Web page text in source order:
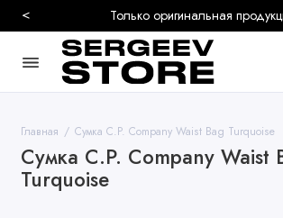
Безопасная и быстрая
<
Главная Сумка C.P. Company Waist Bag Turquoise
Сумка C.P. Company Waist
Turquoise